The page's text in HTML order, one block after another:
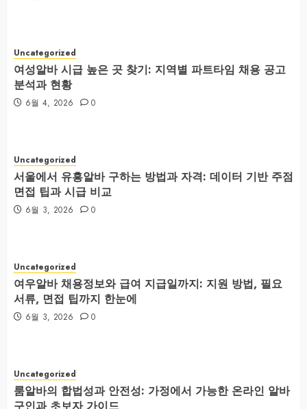
Uncategorized
여성알바 시급 높은 곳 찾기: 지역별 파트타임 채용 공고
분석과 현황
6월 4, 2026 0
Uncategorized
서울에서 유흥알바 구하는 방법과 자격: 데이터 기반 주점
면접 팁과 시급 비교
6월 3, 2026 0
Uncategorized
여우알바 채용정보와 급여 지급일까지: 지원 방법, 필요
서류, 면접 팁까지 한눈에
6월 3, 2026 0
Uncategorized
룸알바의 합법성과 안전성: 가정에서 가능한 온라인 알바